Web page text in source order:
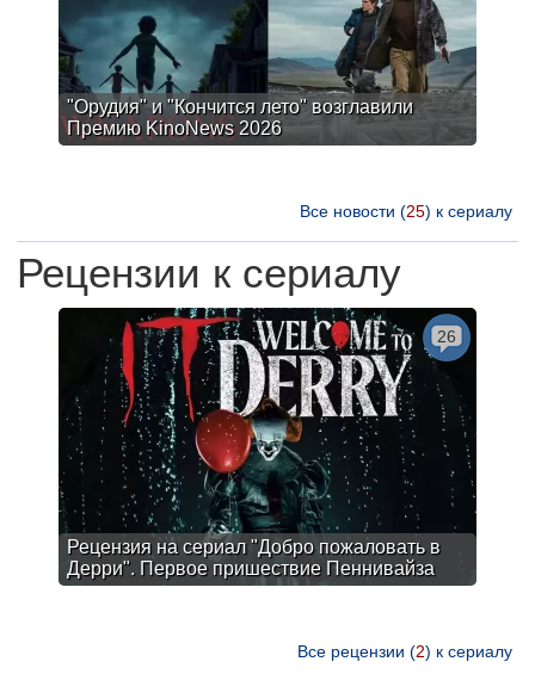
"Орудия" и "Кончится лето" возглавили
Премию KinoNews 2026
Все новости (25) к сериалу
Рецензии к сериалу
Рецензия на сериал "Добро пожаловать в
Дерри". Первое пришествие Пеннивайза
26
Все рецензии (2) к сериалу